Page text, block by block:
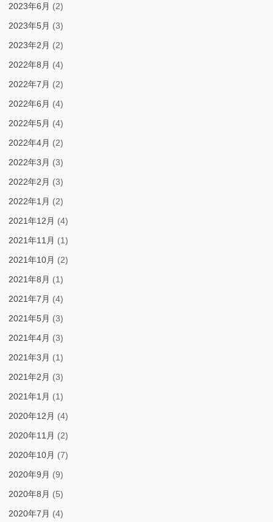
2023年6月 (2)
2023年5月 (3)
2023年2月 (2)
2022年8月 (4)
2022年7月 (2)
2022年6月 (4)
2022年5月 (4)
2022年4月 (2)
2022年3月 (3)
2022年2月 (3)
2022年1月 (2)
2021年12月 (4)
2021年11月 (1)
2021年10月 (2)
2021年8月 (1)
2021年7月 (4)
2021年5月 (3)
2021年4月 (3)
2021年3月 (1)
2021年2月 (3)
2021年1月 (1)
2020年12月 (4)
2020年11月 (2)
2020年10月 (7)
2020年9月 (9)
2020年8月 (5)
2020年7月 (4)